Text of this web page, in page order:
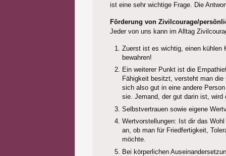
ist eine sehr wichtige Frage. Die
Förderung von Zivilcourage/
Jeder von uns kann im Alltag
Zuerst ist es wichtig, einen kühlen
bewahren!
Ein weiterer Punkt ist die
Fähigkeit besitzt, versteht man
sich also gut in eine andere
sie. Jemand, der gut darin ist, wird
Selbstvertrauen sowie eigene
Wertvorstellungen: Ist dir das
an, ob man für Friedfertigkeit,
möchte.
Bei körperlichen